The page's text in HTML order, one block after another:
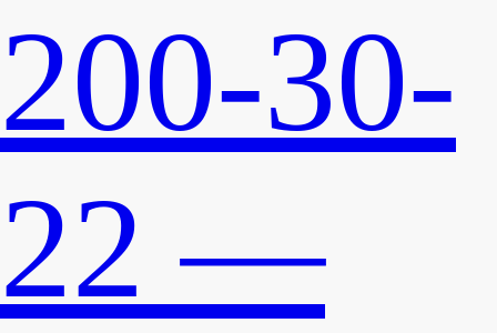
200-30-
22 —